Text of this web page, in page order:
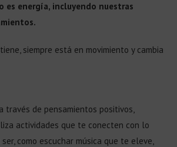
es energía, incluyendo nuestras
siempre está en movimiento y cambia
a través de pensamientos positivos,
actividades que te conecten con lo
como escuchar música que te eleve,